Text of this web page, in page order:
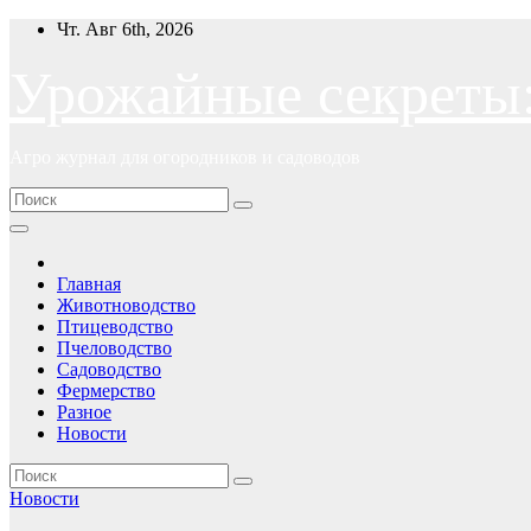
ПерейтиЧт. Авг 6th, 2026
Главная
Животноводство
Птицеводство
Пчеловодство
Садоводство
Фермерство
Разное
Новости
Новости